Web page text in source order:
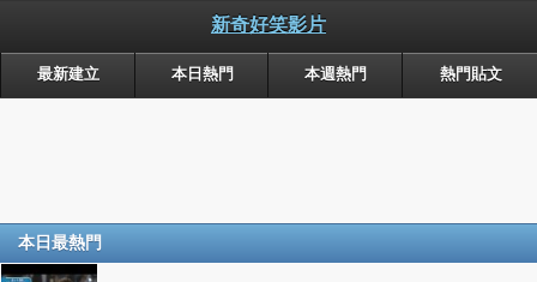
新奇好笑影片
最新建立 本日熱門 本週熱門 熱門貼文
本日最熱門